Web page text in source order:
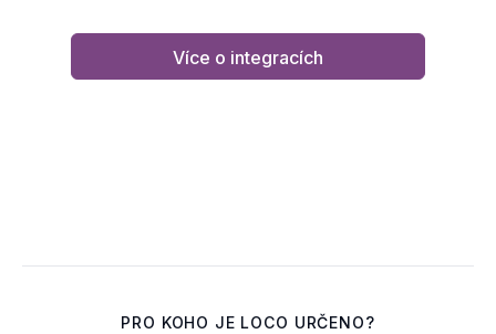
Více o integracích
PRO KOHO JE LOCO URČENO?